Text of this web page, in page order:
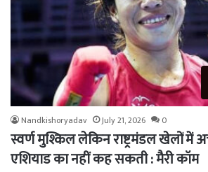
Nandkishoryadav July 21, 2026 0
स्वर्ण मुश्किल लेकिन राष्ट्रमंडल खेलों में
एशियाड का नहीं कह सकती : मैरी कॉम